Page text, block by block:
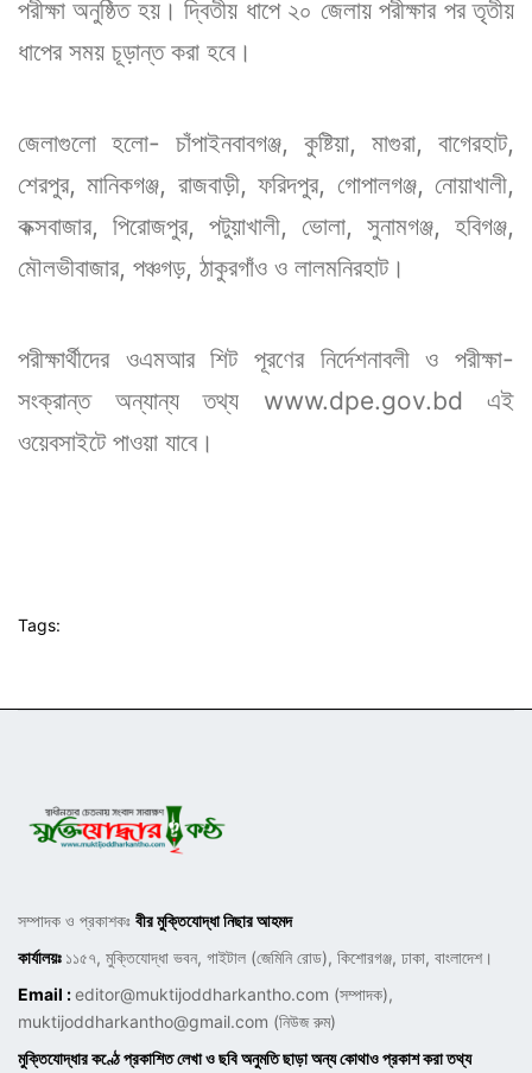
পরীক্ষা অনুষ্ঠিত হয়। দ্বিতীয় ধাপে ২০ জেলায় পরীক্ষার পর তৃতীয়
ধাপের সময় চূড়ান্ত করা হবে।
জেলাগুলো হলো- চাঁপাইনবাবগঞ্জ, কুষ্টিয়া, মাগুরা, বাগেরহাট,
শেরপুর, মানিকগঞ্জ, রাজবাড়ী, ফরিদপুর, গোপালগঞ্জ, নোয়াখালী,
কক্সবাজার, পিরোজপুর, পটুয়াখালী, ভোলা, সুনামগঞ্জ, হবিগঞ্জ,
মৌলভীবাজার, পঞ্চগড়, ঠাকুরগাঁও ও লালমনিরহাট।
পরীক্ষার্থীদের ওএমআর শিট পূরণের নির্দেশনাবলী ও পরীক্ষা-
সংক্রান্ত অন্যান্য তথ্য www.dpe.gov.bd এই
ওয়েবসাইটে পাওয়া যাবে।
Tags:
সম্পাদক ও প্রকাশকঃ বীর মুক্তিযোদ্ধা নিছার আহমদ
কার্যালয়ঃ ১১৫৭, মুক্তিযোদ্ধা ভবন, গাইটাল (জেমিনি রোড), কিশোরগঞ্জ, ঢাকা, বাংলাদেশ।
Email :editor@muktijoddharkantho.com (সম্পাদক),
muktijoddharkantho@gmail.com (নিউজ রুম)
মুক্তিযোদ্ধার কণ্ঠে প্রকাশিত লেখা ও ছবি অনুমতি ছাড়া অন্য কোথাও প্রকাশ করা তথ্য